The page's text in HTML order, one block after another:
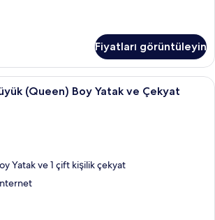
Fiyatları görüntüleyin
Anti alerjik yatak takımı, memory
(Queen) Boy Yatak ve Çekyat
Yatak ve 1 çift kişilik çekyat